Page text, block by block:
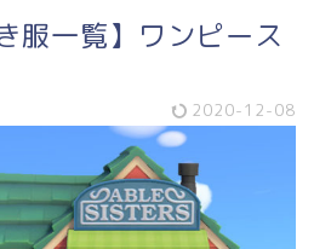
服一覧】ワンピース
2020-12-08